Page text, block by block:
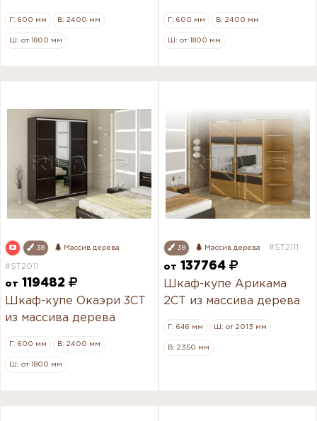
Г: 600 мм В: 2400 мм
Ш: от 1800 мм
Г: 600 мм В: 2400 мм
Ш: от 1800 мм
38 Массив дерева
#ST2011
от
119482
Шкаф-купе Окаэри 3СТ
из массива дерева
Г: 600 мм В: 2400 мм
Ш: от 1800 мм
38 Массив дерева #ST2111
от
137764
Шкаф-купе Арикама
2СТ из массива дерева
Г: 646 мм Ш: от 2013 мм
В: 2350 мм